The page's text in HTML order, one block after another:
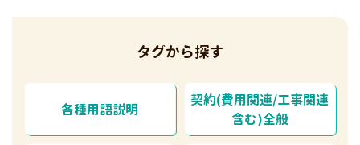
タグから探す
各種用語説明
契約(費用関連/工事関連
含む)全般